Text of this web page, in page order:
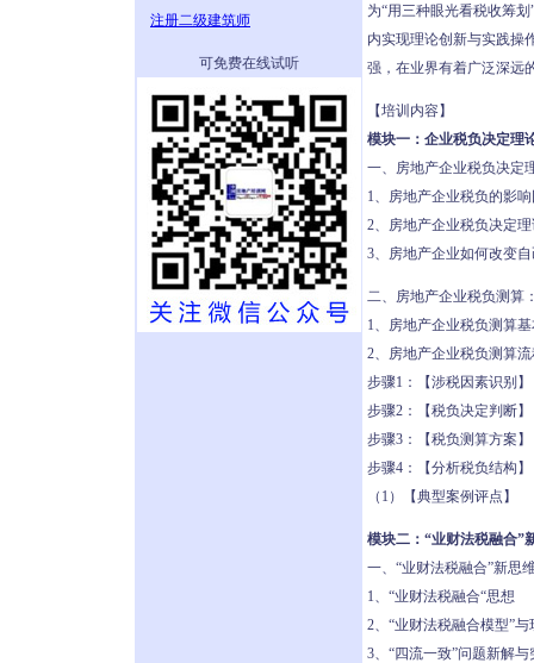
注册二级建筑师
可免费在线试听
为“用三种眼光看税收筹
内实现理论创新与实践操
强，在业界有着广泛深远
【培训内容】
模块一：企业税负决定理
一、房地产企业税负决定
1、房地产企业税负的影
2、房地产企业税负决定
3、房地产企业如何改变
二、房地产企业税负测算
1、房地产企业税负测算
2、房地产企业税负测算
步骤1：【涉税因素识别
步骤2：【税负决定判断
步骤3：【税负测算方案
步骤4：【分析税负结构
（1）【典型案例评点
模块二：“业财法税融合”
一、“业财法税融合”新思
1、“业财法税融合“思想
2、“业财法税融合模型”
3、“四流一致”问题新解与